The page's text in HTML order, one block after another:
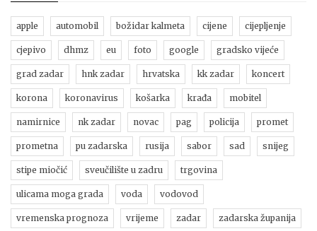
apple automobil božidar kalmeta cijene cijepljenje
cjepivo dhmz eu foto google gradsko vijeće
grad zadar hnk zadar hrvatska kk zadar koncert
korona koronavirus košarka krađa mobitel
namirnice nk zadar novac pag policija promet
prometna pu zadarska rusija sabor sad snijeg
stipe miočić sveučilište u zadru trgovina
ulicama moga grada voda vodovod
vremenska prognoza vrijeme zadar zadarska županija